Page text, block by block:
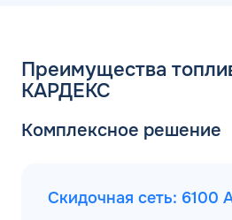
Преимущества
КАРДЕКС
Комплексное решение
Скидочная сеть: 6100